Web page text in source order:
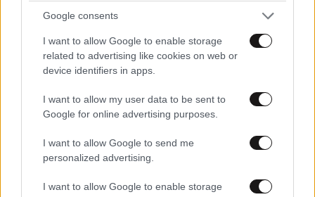
Google consents
I want to allow Google to enable storage
related to advertising like cookies on web or
device identifiers in apps.
I want to allow my user data to be sent to
Google for online advertising purposes.
I want to allow Google to send me
personalized advertising.
I want to allow Google to enable storage
ΔΙΑΤΡΟΦΗ08·08·2026 08:30
Ογκολόγοι προειδοποιούν: Αυτές οι τροφές,
περνούν απαρατήρητες, αλλά καλό είναι να τις